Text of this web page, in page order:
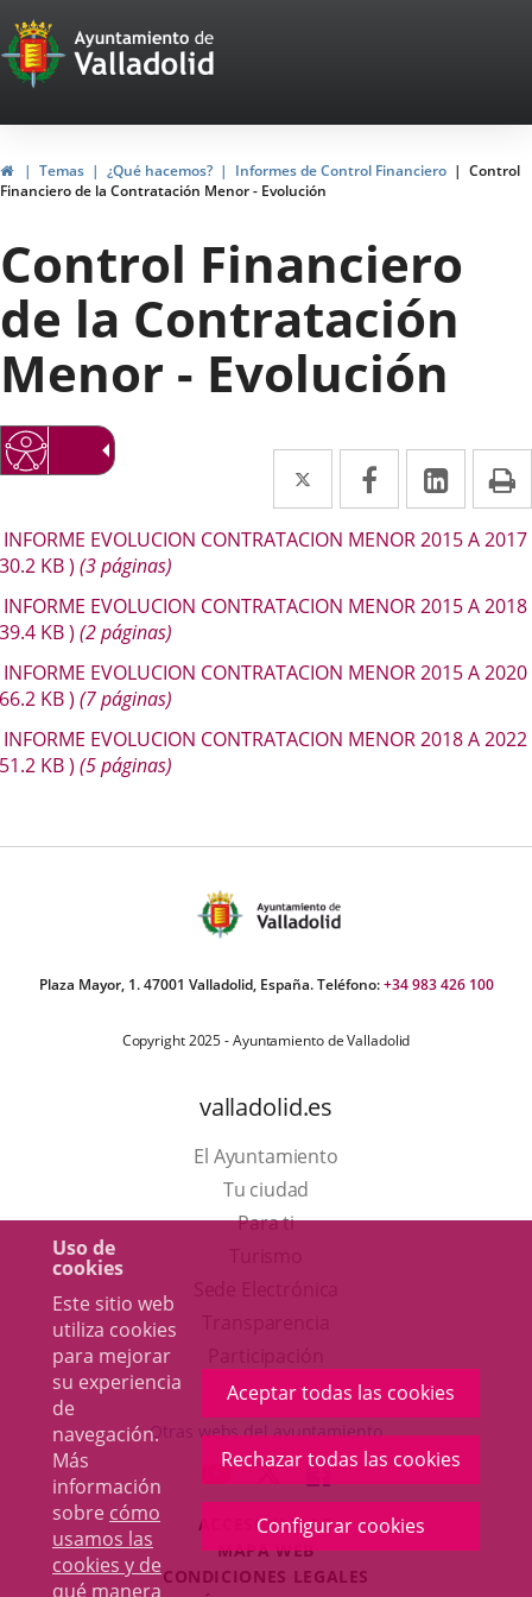
Uso de
cookies
Este sitio web
utiliza cookies
para mejorar
su experiencia
de
navegación.
Más
información
sobre cómo
usamos las
cookies y de
qué manera
Aceptar todas las cookies
Rechazar todas las cookies
Configurar cookies
Portal
Web
del
Ayuntamiento
de
Valladolid
InicioTemas ¿Qué hacemos? Informes de Control Financiero
Control
Financiero de la Contratación Menor - Evolución
Control Financiero
de la Contratación
Menor - Evolución
Twitter
Enlace
a
una
aplicación
Facebook
Enlace
a
una
aplicación
Enlace
a
una
INFORME EVOLUCION CONTRATACION MENOR 2015 A 2017
KB) (3 páginas)
INFORME EVOLUCION CONTRATACION MENOR 2015 A 2018
KB) (2 páginas)
INFORME EVOLUCION CONTRATACION MENOR 2015 A 2020
KB) (7 páginas)
INFORME EVOLUCION CONTRATACION MENOR 2018 A 2022
KB) (5 páginas)
Plaza Mayor, 1. 47001 Valladolid, España. Teléfono:+34 983 426 100
Copyright 2025 - Ayuntamiento de Valladolid
valladolid.es
El Ayuntamiento
Tu ciudad
Para ti
en
una
ventana
nueva.
aplicación
externa.
Otras webs del ayuntamiento
ENLACE
A
UNA
APLICACIÓN
EXTERNA.
ENLACE
A
UNA
APLICACIÓN
EXTERNA.
ENLACE
A
UNA
EXTERNA.
ACCESIBILIDAD
MAPA WEB
CONDICIONES LEGALES